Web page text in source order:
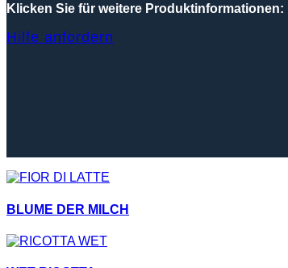
Klicken Sie für weitere Produktinformationen:
Hilfe anfordern
BLUME DER MILCH